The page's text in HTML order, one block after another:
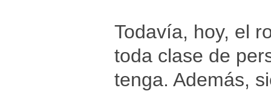
Todavía, hoy, el
toda clase de
tenga. Además,